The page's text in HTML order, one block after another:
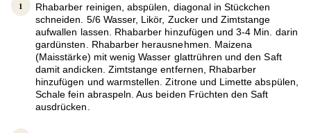
Rhabarber reinigen, abspülen, diagonal in Stückchen
schneiden. 5/6 Wasser, Likör, Zucker und Zimtstange
aufwallen lassen. Rhabarber hinzufügen und 3-4 Min. darin
gardünsten. Rhabarber herausnehmen. Maizena
(Maisstärke) mit wenig Wasser glattrühren und den Saft
damit andicken. Zimtstange entfernen, Rhabarber
hinzufügen und warmstellen. Zitrone und Limette abspülen,
Schale fein abraspeln. Aus beiden Früchten den Saft
ausdrücken.